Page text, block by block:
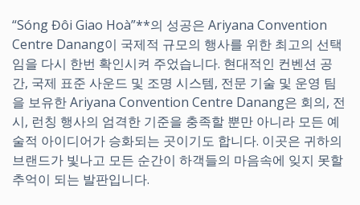
“Sóng Đôi Giao Hoà”**의 성공은 Ariyana Convention
Centre Danang이 국제적 규모의 행사를 위한 최고의 선택
임을 다시 한번 확인시켜 주었습니다. 현대적인 컨벤션 공
간, 국제 표준 사운드 및 조명 시스템, 전문 기술 및 운영 팀
을 보유한 Ariyana Convention Centre Danang은 회의, 전
시, 런칭 행사의 엄격한 기준을 충족할 뿐만 아니라 모든 예
술적 아이디어가 승화되는 곳이기도 합니다. 이곳은 귀하의
브랜드가 빛나고 모든 순간이 하객들의 마음속에 잊지 못할
추억이 되는 발판입니다.